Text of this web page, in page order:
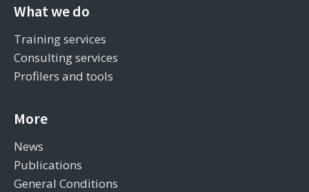
What we do
Training services
Consulting services
Profilers and tools
More
News
Publications
General Conditions